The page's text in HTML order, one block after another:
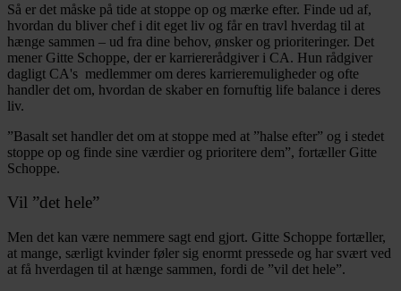
Så er det måske på tide at stoppe op og mærke efter. Finde ud af,
hvordan du bliver chef i dit eget liv og får en travl hverdag til at
hænge sammen – ud fra dine behov, ønsker og prioriteringer. Det
mener Gitte Schoppe, der er karriererådgiver i CA. Hun rådgiver
dagligt CA's medlemmer om deres karrieremuligheder og ofte
handler det om, hvordan de skaber en fornuftig life balance i deres
liv.
”Basalt set handler det om at stoppe med at ”halse efter” og i stedet
stoppe op og finde sine værdier og prioritere dem”, fortæller Gitte
Schoppe.
Vil ”det hele”
Men det kan være nemmere sagt end gjort. Gitte Schoppe fortæller,
at mange, særligt kvinder føler sig enormt pressede og har svært ved
at få hverdagen til at hænge sammen, fordi de ”vil det hele”.